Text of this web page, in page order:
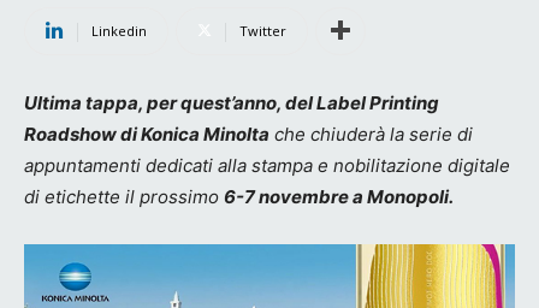
Linkedin Twitter
Ultima tappa, per quest’anno, del Label Printing
Roadshow di Konica Minolta che chiuderà la serie di
appuntamenti dedicati alla stampa e nobilitazione digitale
di etichette il prossimo 6-7 novembre a Monopoli.